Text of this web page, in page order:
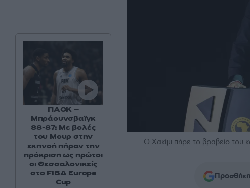
Ο Χακίμι πήρε το βραβείο
ΠΑΟΚ –
Μπράουνσβαϊγκ
88-87: Με βολές
του Μουρ στην
εκπνοή πήραν την
πρόκριση ως πρώτοι
οι Θεσσαλονικείς
στο FIBA Europe
Cup